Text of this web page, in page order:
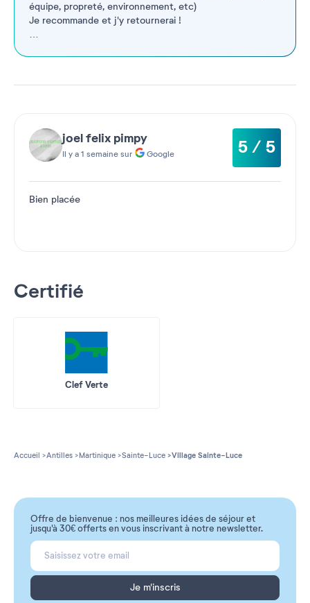
équipe, propreté, environnement, etc)
Je recommande et j'y retournerai !
joel felix pimpy
Il y a 1 semaine sur Google 5 / 5
Bien placée
Certifié
Clef Verte
Accueil Antilles Martinique Sainte-Luce Village Sainte-Luce
Offre de bienvenue : nos meilleures idées de séjour et
jusqu'à 30€ offerts en vous inscrivant à notre newsletter.
Je m'inscris